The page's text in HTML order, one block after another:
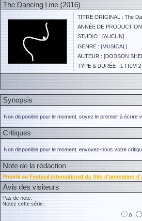
The Dancing Line (2016)
TITRE ORIGINAL : The
ANNÉE DE
STUDIO : [AUCUN]
GENRE : [MUSICAL ]
AUTEUR : [DODSON
TYPE & DURÉE : 1 FILM
Synopsis
Non disponible pour le moment, soyez le premier à écrire
Critiques
Non disponible pour le moment, envoyez-nous votre
Note de la rédaction
Projeté au Festival international du film d'animation
Avis des visiteurs
Pas de note.
Notez cette série :
0